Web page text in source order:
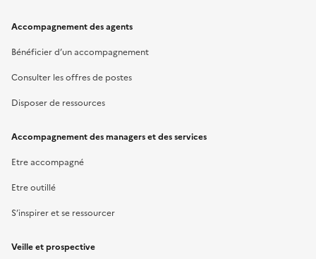
Accompagnement des agents
Bénéficier d’un accompagnement
Consulter les offres de postes
Disposer de ressources
Accompagnement des managers et des services
Etre accompagné
Etre outillé
S’inspirer et se ressourcer
Veille et prospective